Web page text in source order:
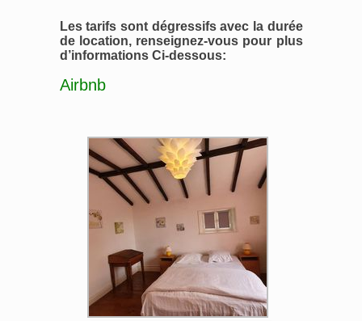
Les tarifs sont dégressifs avec la durée
de location, renseignez-vous pour plus
d’informations Ci-dessous:
Airbnb